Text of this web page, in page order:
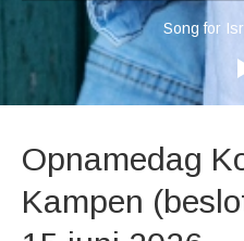
Audiospeler
Song for
Opnamedag
Kampen